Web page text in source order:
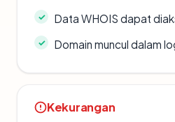
Data WHOIS dapat
Domain muncul dalam
Kekurangan